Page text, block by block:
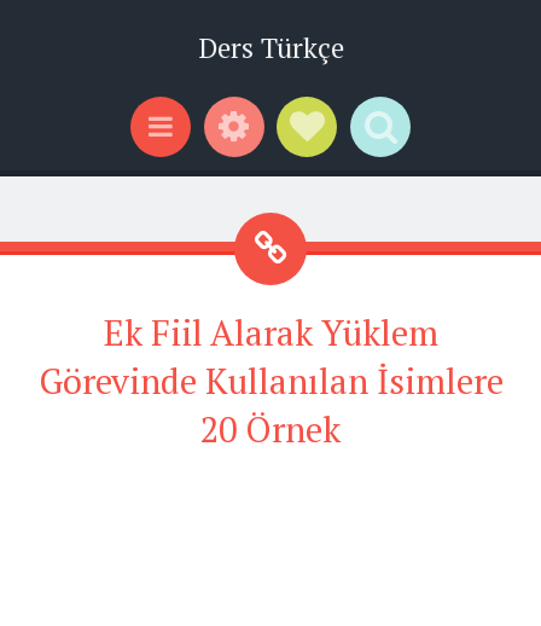
Ders Türkçe
Menu WidgetsSocial Links
Search
Ek Fiil Alarak Yüklem
Görevinde Kullanılan İsimlere
20 Örnek